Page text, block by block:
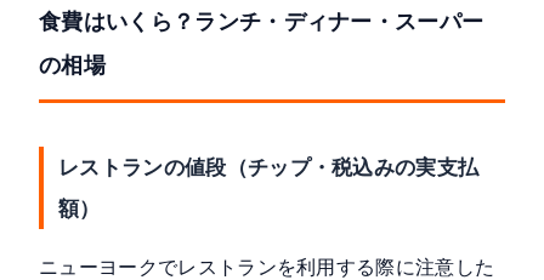
食費はいくら？ランチ・ディナー・スーパー
の相場
レストランの値段（チップ・税込みの実支払
額）
ニューヨークでレストランを利用する際に注意した